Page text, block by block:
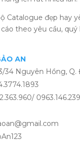
Catalogue đẹp hay
theo yêu cầu, quý
AN
34 Nguyên Hồng,